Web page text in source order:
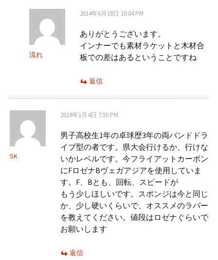
流れ
2014年6月18日 10:04 PM
ありがとうございます。
インナーでも素材ラケットと木材合
板での差はあるということですね
返信
SK
2019年1月4日 7:50 PM
男子高校生1年の卓球歴3年の両バンドドラ
イブ型の者です。県大会行けるか、行けな
いかレベルです。今フライアットカーボン
にFロゼナBヴェガアジアを使用していま
す。F、Bとも、回転、スピードが
もう少しほしいです。スポンジは今と同じ
か、少し硬いくらいで、オススメのラバー
を教えてください。値段はロゼナぐらいで
お願いします
返信